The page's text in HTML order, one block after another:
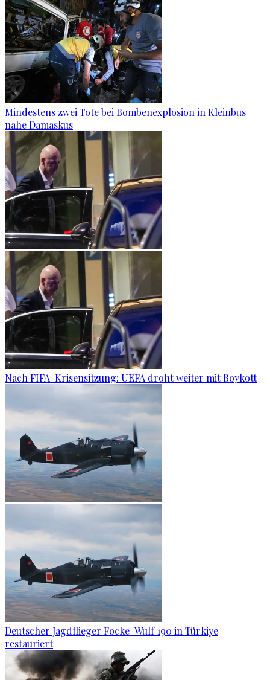
Mindestens zwei Tote bei Bombenexplosion in Kleinbus
nahe Damaskus
Nach FIFA-Krisensitzung: UEFA droht weiter mit Boykott
Deutscher Jagdflieger Focke-Wulf 190 in Türkiye
restauriert